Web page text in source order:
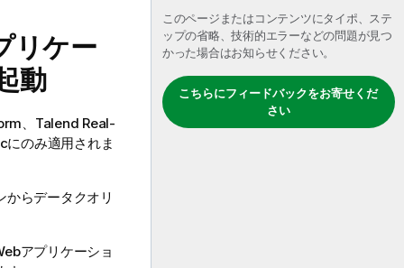
このページまたはコンテンツにタイポ、ステ
ップの省略、技術的エラーなどの問題が見つ
かった場合はお知らせください。
こちらにフィードバックをお寄せくだ
さい
リケー
動
、 Talend Real-
にのみ適用されま
らデータクオリ
アプリケーショ